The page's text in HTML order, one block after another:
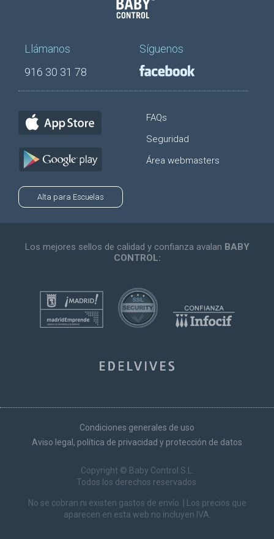
Llámanos
916 30 31 78
Síguenos
FAQs
Seguridad
Área webmasters
Alta para Escuelas
Los mejores sellos de calidad y confianza avalan BABY
CONTROL:
Condiciones generales de uso
Aviso legal, política de privacidad y protección de datos
Copyright © Baby Control S.L.
Todos los derechos reservados.
No se cobran ni existen gastos de envío. | Los precios que
aparecen en esta web no incluyen IVA.